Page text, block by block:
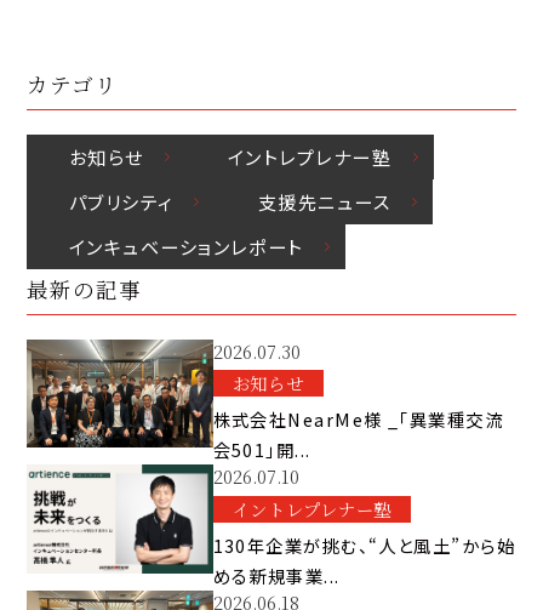
カテゴリ
お知らせ
イントレプレナー塾
パブリシティ
⽀援先ニュース
インキュベーションレポート
最新の記事
2026.07.30
お知らせ
株式会社NearMe様 _「異業種交流
会501」開...
2026.07.10
イントレプレナー塾
130年企業が挑む、“人と風土”から始
める新規事業...
2026.06.18